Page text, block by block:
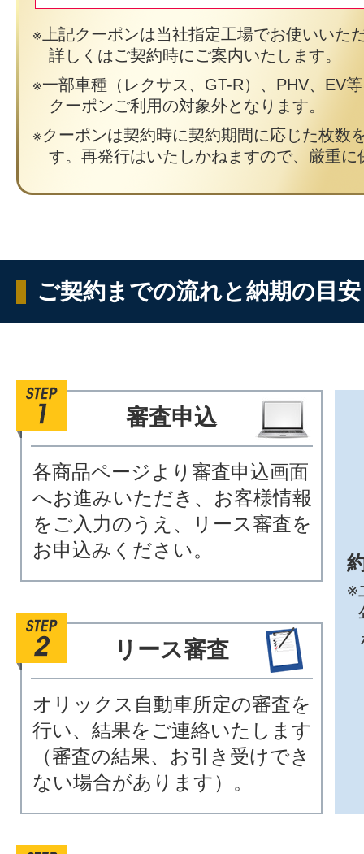
上記クーポンは当社指定工場でお使いいた
詳しくはご契約時にご案内いたします。
一部車種（レクサス、GT-R）、PHV、EV
クーポンご利用の対象外となります。
クーポンは契約時に契約期間に応じた枚数
す。再発行はいたしかねますので、厳重に
ご契約までの流れと納期の目安
審査申込
各商品ページより審査申込画面
へお進みいただき、お客様情報
をご入力のうえ、リース審査を
お申込みください。
リース審査
オリックス自動車所定の審査を
行い、結果をご連絡いたします
（審査の結果、お引き受けでき
ない場合があります）。
※